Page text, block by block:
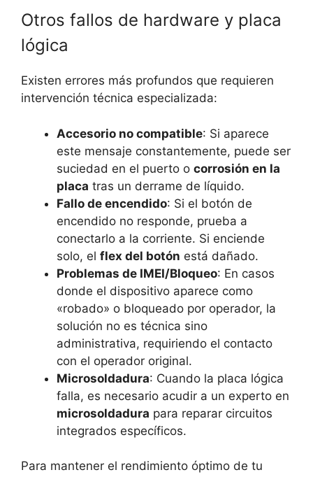
Otros fallos de hardware y placa
lógica
Existen errores más profundos que requieren
intervención técnica especializada:
Accesorio no compatible: Si aparece
este mensaje constantemente, puede ser
suciedad en el puerto o corrosión en la
placa tras un derrame de líquido.
Fallo de encendido: Si el botón de
encendido no responde, prueba a
conectarlo a la corriente. Si enciende
solo, el flex del botón está dañado.
Problemas de IMEI/Bloqueo: En casos
donde el dispositivo aparece como
«robado» o bloqueado por operador, la
solución no es técnica sino
administrativa, requiriendo el contacto
con el operador original.
Microsoldadura: Cuando la placa lógica
falla, es necesario acudir a un experto en
microsoldadura para reparar circuitos
integrados específicos.
Para mantener el rendimiento óptimo de tu